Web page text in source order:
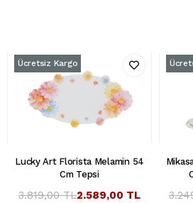
Lucky Art Florista Melamin 54
Cm Tepsi
2.589,00 TL
3.819,00 TL
Ücretsiz Kargo